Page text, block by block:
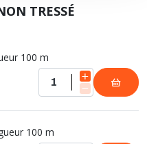
TRESSÉ
100 m
100 m